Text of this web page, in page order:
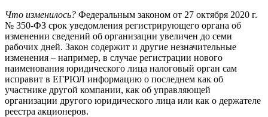
Что изменилось? Федеральным законом от 27 октября 2020 г.
№ 350-ФЗ срок уведомления регистрирующего органа об
изменении сведений об организации увеличен до семи
рабочих дней. Закон содержит и другие незначительные
изменения – например, в случае регистрации нового
наименования юридического лица налоговый орган сам
исправит в ЕГРЮЛ информацию о последнем как об
участнике другой компании, как об управляющей
организации другого юридического лица или как о держателе
реестра акционеров.